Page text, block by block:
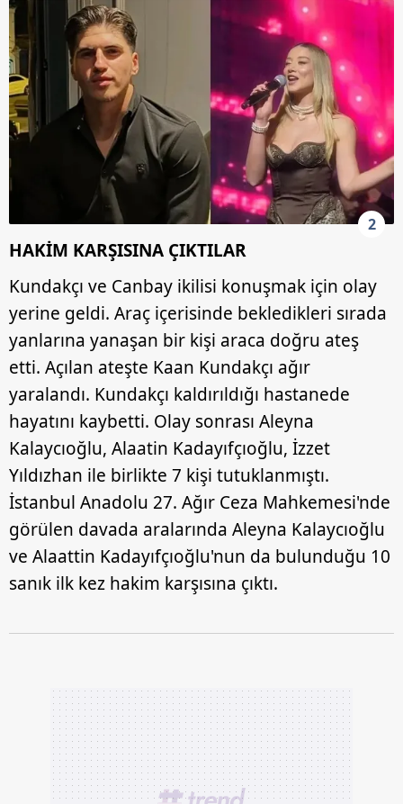
2
HAKİM KARŞISINA ÇIKTILAR
Kundakçı ve Canbay ikilisi konuşmak için olay
yerine geldi. Araç içerisinde bekledikleri sırada
yanlarına yanaşan bir kişi araca doğru ateş
etti. Açılan ateşte Kaan Kundakçı ağır
yaralandı. Kundakçı kaldırıldığı hastanede
hayatını kaybetti. Olay sonrası Aleyna
Kalaycıoğlu, Alaatin Kadayıfçıoğlu, İzzet
Yıldızhan ile birlikte 7 kişi tutuklanmıştı.
İstanbul Anadolu 27. Ağır Ceza Mahkemesi'nde
görülen davada aralarında Aleyna Kalaycıoğlu
ve Alaattin Kadayıfçıoğlu'nun da bulunduğu 10
sanık ilk kez hakim karşısına çıktı.